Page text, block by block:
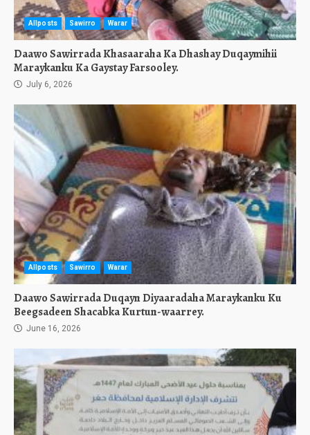
Allposts Sawirro Warar
Daawo Sawirrada Khasaaraha Ka Dhashay Duqaymihii
Maraykanku Ka Gaystay Farsooley.
July 6, 2026
Allposts Sawirro Warar
Daawo Sawirrada Duqayn Diyaaradaha Maraykanku Ku
Beegsadeen Shacabka Kurtun-waarrey.
June 16, 2026